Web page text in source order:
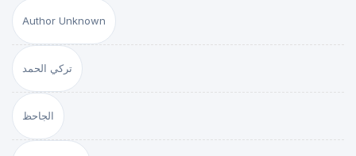
Author Unknown
تركي الحمد
الجاحظ